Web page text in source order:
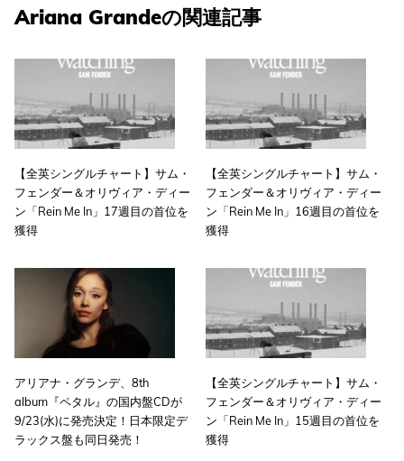
Ariana Grandeの関連記事
【全英シングルチャート】サム・
フェンダー＆オリヴィア・ディー
ン「Rein Me In」17週目の首位を
獲得
【全英シングルチャート】サム・
フェンダー＆オリヴィア・ディー
ン「Rein Me In」16週目の首位を
獲得
アリアナ・グランデ、8th
album『ペタル』の国内盤CDが
9/23(水)に発売決定！日本限定デ
ラックス盤も同日発売！
【全英シングルチャート】サム・
フェンダー＆オリヴィア・ディー
ン「Rein Me In」15週目の首位を
獲得